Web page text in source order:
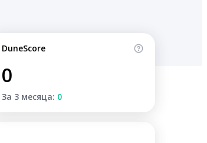
DuneScore
0
За 3 месяца: 0